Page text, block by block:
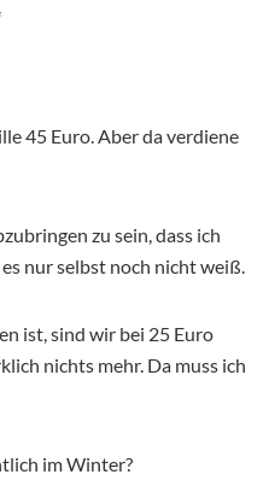
45 Euro. Aber da verdiene
zu sein, dass ich
nur selbst noch nicht weiß.
ist, sind wir bei 25 Euro
nichts mehr. Da muss ich
im Winter?